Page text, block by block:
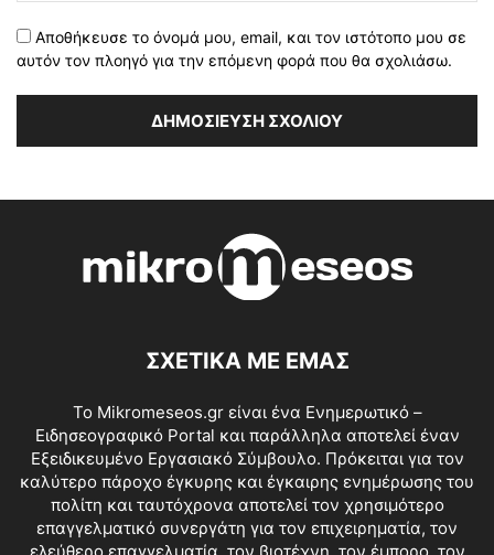
Αποθήκευσε το όνομά μου, email, και τον ιστότοπο μου σε
αυτόν τον πλοηγό για την επόμενη φορά που θα σχολιάσω.
ΣΧΕΤΙΚΑ ΜΕ ΕΜΑΣ
Το Mikromeseos.gr είναι ένα Ενημερωτικό –
Ειδησεογραφικό Portal και παράλληλα αποτελεί έναν
Εξειδικευμένο Εργασιακό Σύμβουλο. Πρόκειται για τον
καλύτερο πάροχο έγκυρης και έγκαιρης ενημέρωσης του
πολίτη και ταυτόχρονα αποτελεί τον χρησιμότερο
επαγγελματικό συνεργάτη για τον επιχειρηματία, τον